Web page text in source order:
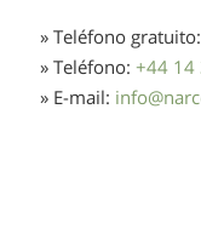
» Teléfono gratuito:
» Teléfono: +44 14
» E-mail: info@